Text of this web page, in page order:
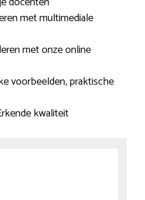
met multimediale
met onze online
voorbeelden, praktische
kwaliteit